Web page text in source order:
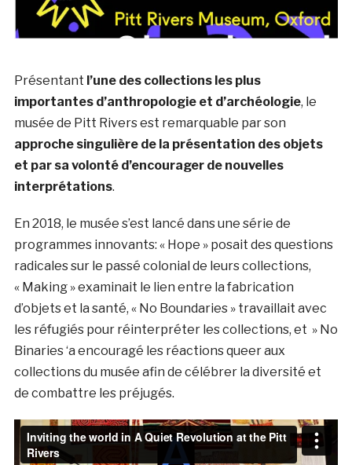
Présentant l’une des collections les plus
importantes d’anthropologie et d’archéologie, le
musée de Pitt Rivers est remarquable par son
approche singulière de la présentation des objets
et par sa volonté d’encourager de nouvelles
interprétations.
En 2018, le musée s’est lancé dans une série de
programmes innovants: « Hope » posait des questions
radicales sur le passé colonial de leurs collections,
« Making » examinait le lien entre la fabrication
d’objets et la santé, « No Boundaries » travaillait avec
les réfugiés pour réinterpréter les collections, et » No
Binaries ‘a encouragé les réactions queer aux
collections du musée afin de célébrer la diversité et
de combattre les préjugés.